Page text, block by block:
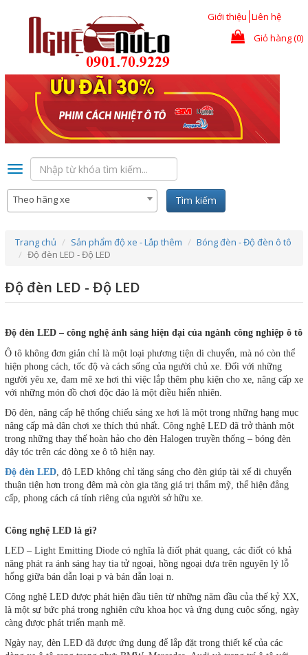
Giới thiệu Liên hệ
Giỏ hàng (0)
Toggle
navigation
Theo hãng xe
Tìm kiếm
Trang chủ Sản phẩm độ xe - Lắp thêm
Bóng đèn - Độ đèn ô tô
Độ đèn LED - Độ LED
Độ đèn LED - Độ LED
Độ đèn LED – công nghệ ánh sáng hiện đại của ngành công nghiệp ô tô
Ô tô không đơn giản chỉ là một loại phương tiện di chuyển, mà nó còn thể
hiện phong cách, tốc độ và cách sống của người chủ xe. Đối với những
người yêu xe, đam mê xe hơi thì việc lắp thêm phụ kiện cho xe, nâng cấp xe
với những món đồ chơi độc đáo là một điều hiển nhiên.
Độ đèn, nâng cấp hệ thống chiếu sáng xe hơi là một trong những hạng mục
nâng cấp mà dân chơi xe thích thú nhất. Công nghệ LED đã trở thành một
trong những thay thế hoàn hảo cho đèn Halogen truyền thống – bóng đèn
dây tóc trên các dòng xe ô tô hiện nay.
Độ đèn LED, độ LED không chỉ tăng sáng cho đèn giúp tài xế di chuyển
thuận tiện hơn trong đêm mà còn gia tăng giá trị thẩm mỹ, thể hiện đẳng
cấp, phong cách cá tính riêng của người sở hữu xe.
Công nghệ LED là gì?
LED – Light Emitting Diode có nghĩa là điốt phát quang, các điốt có khả
năng phát ra ánh sáng hay tia tử ngoại, hồng ngoại dựa trên nguyên lý lỗ
hổng giữa bán dẫn loại p và bán dẫn loại n.
Công nghệ LED được phát hiện đầu tiên từ những năm đầu của thế kỷ XX,
là một sự bức phá trong nghiên cứu khoa học và ứng dụng cuộc sống, ngày
càng được phát triển mạnh mẽ.
Ngày nay, đèn LED đã được ứng dụng để lắp đặt trong thiết kế của các